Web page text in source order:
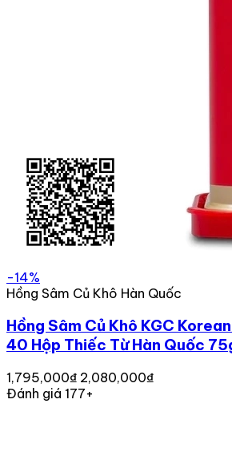
-14%
Hồng Sâm Củ Khô Hàn Quốc
Hồng Sâm Củ Khô KGC
40 Hộp Thiếc Từ Hàn Quốc
1,795,000₫ 2,080,000₫
Đánh giá 177+